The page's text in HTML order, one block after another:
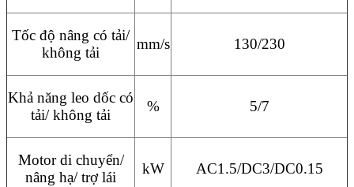
Tốc độ nâng có tải/
không tải
mm/s 130/230
Khả năng leo dốc có
tải/ không tải
% 5/7
Motor di chuyển/
nâng hạ/ trợ lái
kW AC1.5/DC3/DC0.15